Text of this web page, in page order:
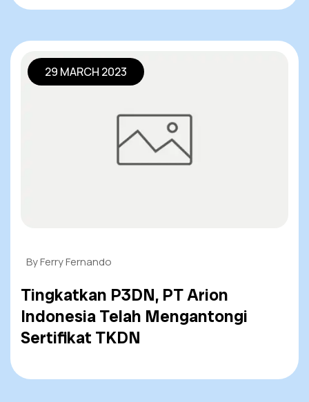
29 MARCH 2023
By Ferry Fernando
Tingkatkan P3DN, PT Arion
Indonesia Telah Mengantongi
Sertifikat TKDN